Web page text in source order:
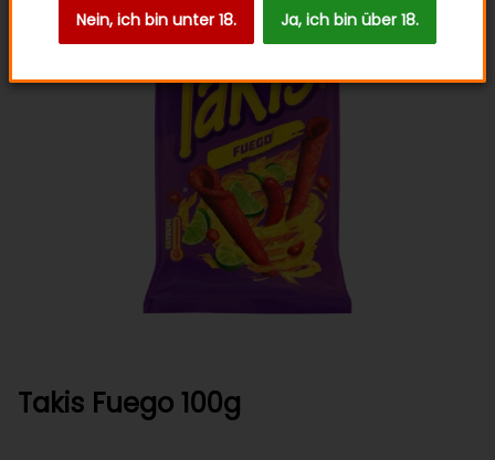
Takis Fuego 100g
Nein, ich bin unter 18. Ja, ich bin über 18.